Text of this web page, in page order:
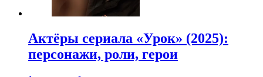
Актёры сериала «Урок» (2025):
персонажи, роли, герои